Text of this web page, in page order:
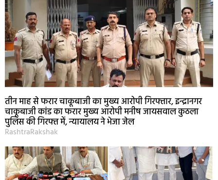
तीन माह से फरार चाकूबाजी का मुख्य आरोपी गिरफ्तार, इन्द्रानगर
चाकूबाजी कांड का फरार मुख्य आरोपी मनीष जायसवाल कुठला
पुलिस की गिरफ्त में, न्यायालय ने भेजा जेल
RashtraRakshak